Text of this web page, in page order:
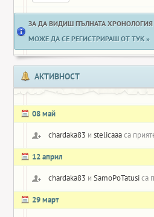
ЗА ДА ВИДИШ ПЪЛНАТА ХРОНОЛОГИЯ
МОЖЕ ДА СЕ РЕГИСТРИРАШ ОТ ТУК »
АКТИВНОСТ
08 май
chardaka83 и stelicaaaса
12 април
chardaka83 и SamoPoTatusiса
29 март